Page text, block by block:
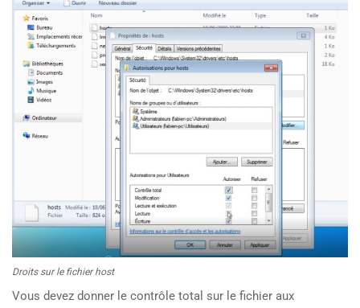
Droits sur le fichier host
Vous devez donner le contrôle total sur le fichier aux